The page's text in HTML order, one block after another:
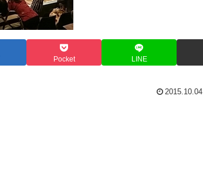
Pocket LINE
2015.10.04